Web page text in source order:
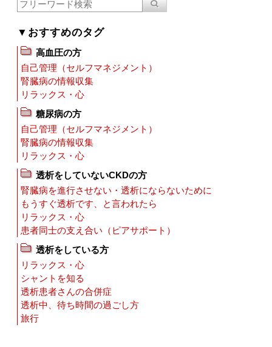
▼おすすめのタグ
高血圧の方
自己管理（セルフマネジメント）
腎臓病の情報収集
リラックス・心
糖尿病の方
自己管理（セルフマネジメント）
腎臓病の情報収集
リラックス・心
透析をしていないCKDの方
腎臓病を進行させない・透析にならないために
もうすぐ透析です、と言われたら
リラックス・心
患者同士の支え合い（ピアサポート）
透析をしている方
リラックス・心
シャントを知る
透析患者さんの合併症
透析中、待ち時間の過ごし方
旅行